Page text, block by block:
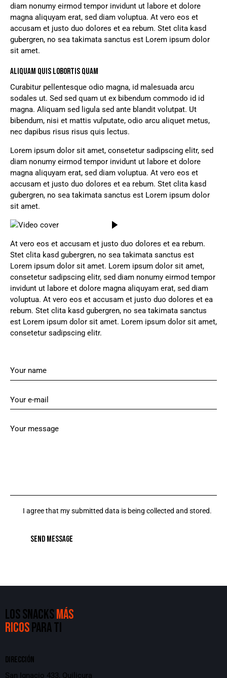
diam nonumy eirmod tempor invidunt ut labore et dolore
magna aliquyam erat, sed diam voluptua. At vero eos et
accusam et justo duo dolores et ea rebum. Stet clita kasd
gubergren, no sea takimata sanctus est Lorem ipsum dolor
sit amet.
ALIQUAM QUIS LOBORTIS QUAM
Curabitur pellentesque odio magna, id malesuada arcu
sodales ut. Sed sed quam ut ex bibendum commodo id id
magna. Aliquam sed ligula sed ante blandit volutpat. Ut
bibendum, nisi et mattis vulputate, odio arcu aliquet metus,
nec dapibus risus risus quis lectus.
Lorem ipsum dolor sit amet, consetetur sadipscing elitr, sed
diam nonumy eirmod tempor invidunt ut labore et dolore
magna aliquyam erat, sed diam voluptua. At vero eos et
accusam et justo duo dolores et ea rebum. Stet clita kasd
gubergren, no sea takimata sanctus est Lorem ipsum dolor
sit amet.
At vero eos et accusam et justo duo dolores et ea rebum.
Stet clita kasd gubergren, no sea takimata sanctus est
Lorem ipsum dolor sit amet. Lorem ipsum dolor sit amet,
consetetur sadipscing elitr, sed diam nonumy eirmod tempor
invidunt ut labore et dolore magna aliquyam erat, sed diam
voluptua. At vero eos et accusam et justo duo dolores et ea
rebum. Stet clita kasd gubergren, no sea takimata sanctus
est Lorem ipsum dolor sit amet. Lorem ipsum dolor sit amet,
consetetur sadipscing elitr.
I agree that my submitted data is being collected and stored.
SEND MESSAGE
LOS SNACKSMÁS
RICOSPARA TI
DIRECCIÓN
San Ignacio 433, Quilicura